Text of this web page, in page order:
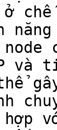
chế
và
hợp